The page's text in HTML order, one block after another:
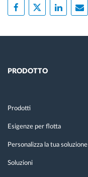
PRODOTTO
Prodotti
Esigenze per flotta
Personalizza la tua soluzione
Soluzioni